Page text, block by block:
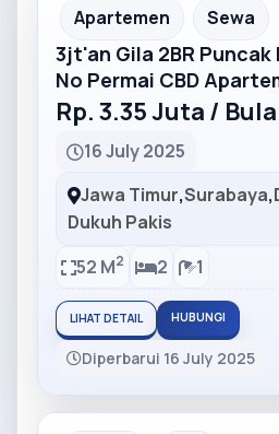
Partner Ad
Apartemen Sewa
3jt'an Gila 2BR Puncak
No Permai CBD
Rp. 3.35 Juta /
16 July 2025
Jawa Timur,Surabaya,
Dukuh Pakis
52 M2 2 1
LIHAT DETAIL HUBUNGI
Diperbarui 16 July 2025